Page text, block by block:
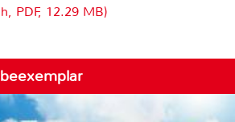
PDF, 12.29 MB)